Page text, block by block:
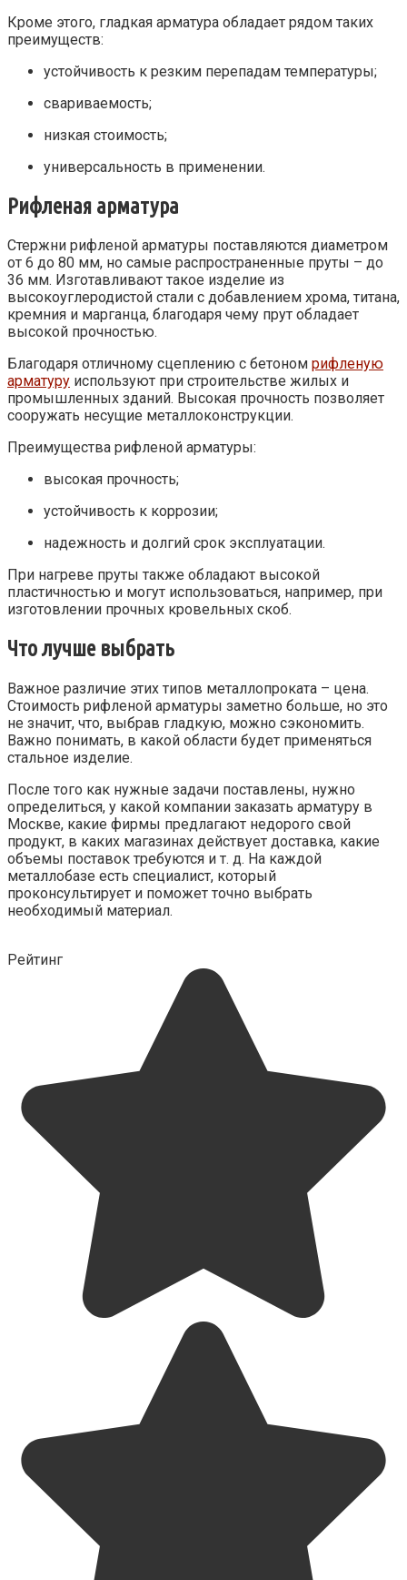
Кроме этого, гладкая арматура обладает рядом таких
преимуществ:
устойчивость к резким перепадам температуры;
свариваемость;
низкая стоимость;
универсальность в применении.
Рифленая арматура
Стержни рифленой арматуры поставляются диаметром
от 6 до 80 мм, но самые распространенные пруты – до
36 мм. Изготавливают такое изделие из
высокоуглеродистой стали с добавлением хрома, титана,
кремния и марганца, благодаря чему прут обладает
высокой прочностью.
Благодаря отличному сцеплению с бетоном рифленую
арматуру используют при строительстве жилых и
промышленных зданий. Высокая прочность позволяет
сооружать несущие металлоконструкции.
Преимущества рифленой арматуры:
высокая прочность;
устойчивость к коррозии;
надежность и долгий срок эксплуатации.
При нагреве пруты также обладают высокой
пластичностью и могут использоваться, например, при
изготовлении прочных кровельных скоб.
Что лучше выбрать
Важное различие этих типов металлопроката – цена.
Стоимость рифленой арматуры заметно больше, но это
не значит, что, выбрав гладкую, можно сэкономить.
Важно понимать, в какой области будет применяться
стальное изделие.
После того как нужные задачи поставлены, нужно
определиться, у какой компании заказать арматуру в
Москве, какие фирмы предлагают недорого свой
продукт, в каких магазинах действует доставка, какие
объемы поставок требуются и т. д. На каждой
металлобазе есть специалист, который
проконсультирует и поможет точно выбрать
необходимый материал.
Рейтинг